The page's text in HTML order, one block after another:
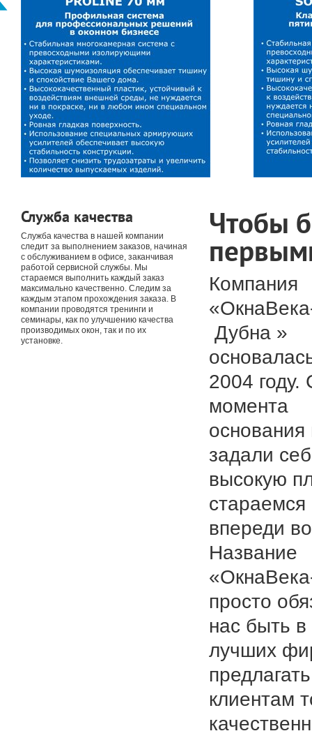
Служба качества
Служба качества в нашей компании
следит за выполнением заказов, начиная
с обслуживанием в офисе, заканчивая
работой сервисной службы. Мы
стараемся выполнить каждый заказ
максимально качественно. Следим за
каждым этапом прохождения заказа. В
компании проводятся тренинги и
семинары, как по улучшению качества
производимых окон, так и по их
установке.
Чтобы
Компания
Дубна »
2004 году.
момента
задали
высокую
впереди
Название
просто
нас быть в
лучших
клиентам